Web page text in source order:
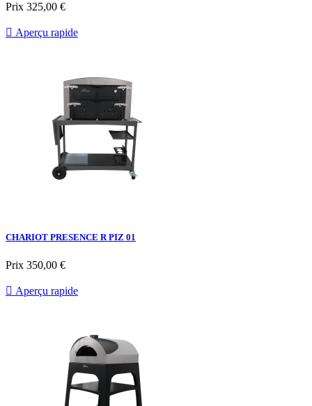
Prix 325,00 €
 Aperçu rapide
CHARIOT PRESENCE R PIZ 01
Prix 350,00 €
 Aperçu rapide